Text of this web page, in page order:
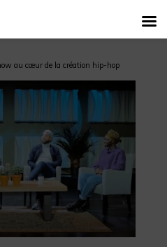
au cœur de la création hip-hop